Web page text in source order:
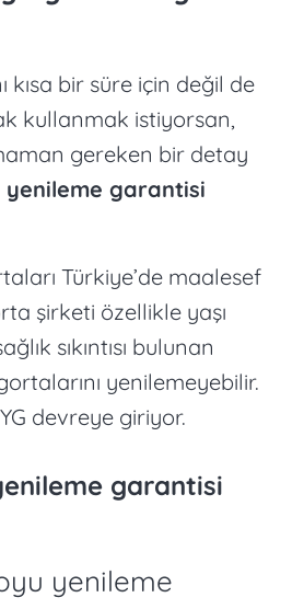
kısa bir süre için değil de
kullanmak istiyorsan,
gereken bir detay
garantisi
Türkiye’de maalesef
şirketi özellikle yaşı
sıkıntısı bulunan
yenilemeyebilir.
devreye giriyor.
garantisi
yenileme